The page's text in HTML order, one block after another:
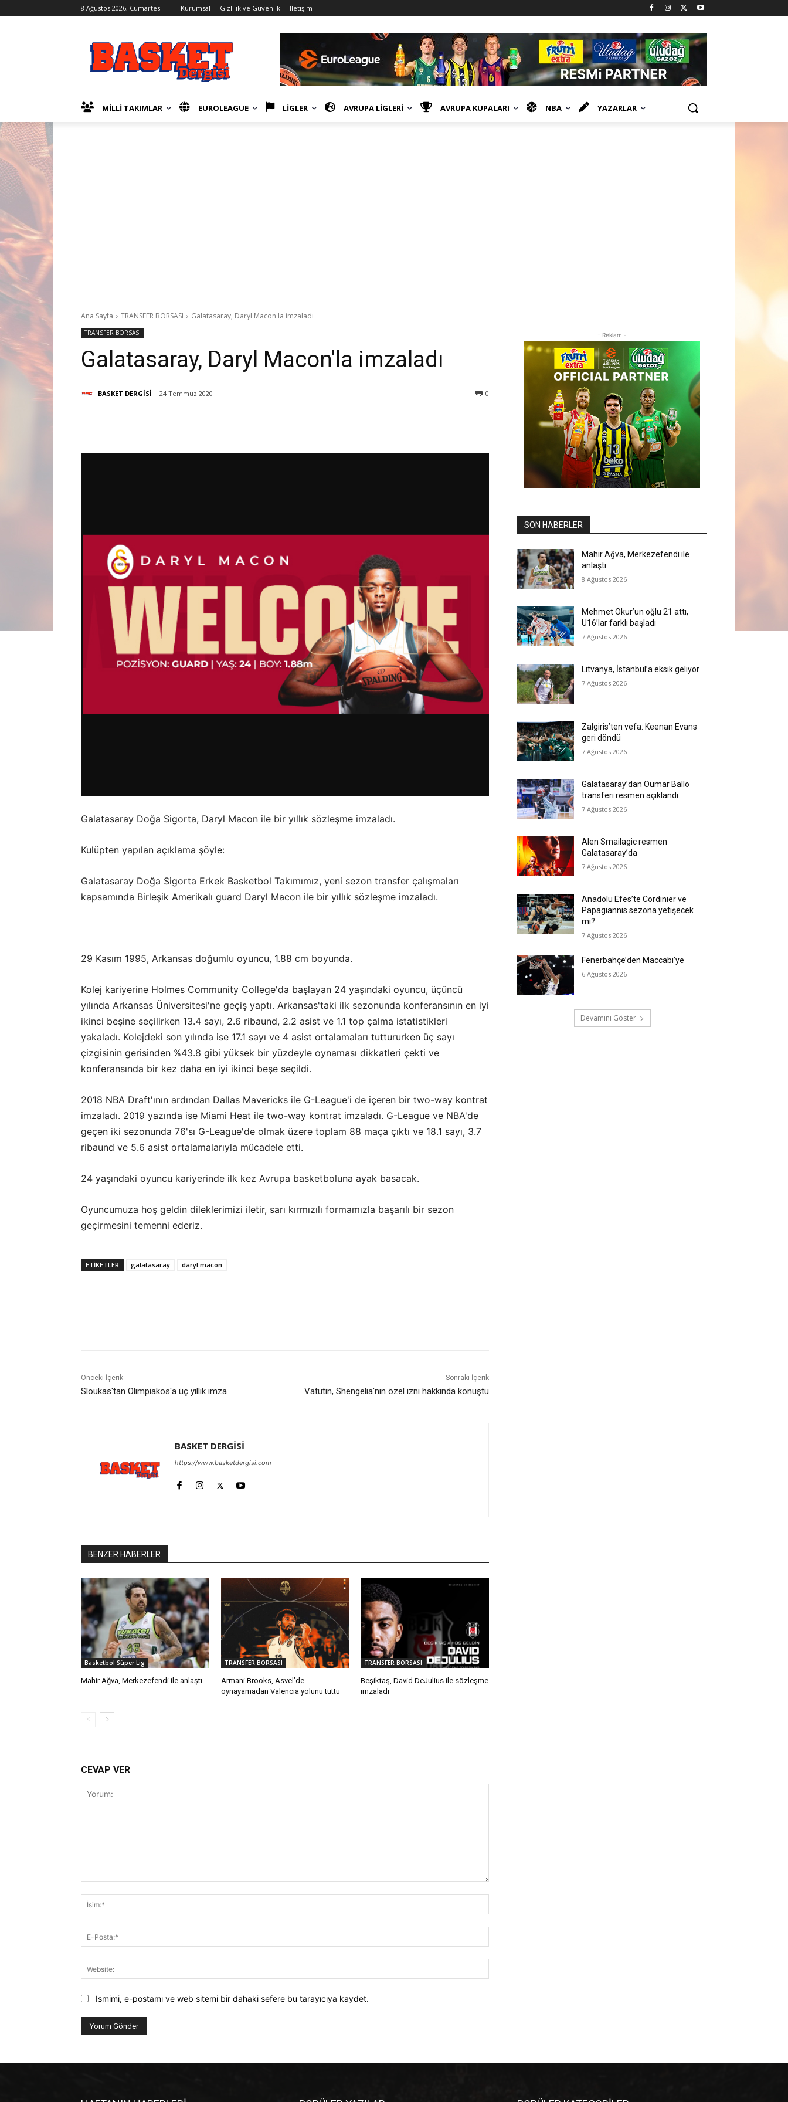
8 Ağustos 2026, Cumartesi Kurumsal Gizlilik ve Güvenlik İletişim
MİLLİ TAKIMLAR EUROLEAGUE LİGLER AVRUPA LİGLERİ AVRUPA KUPALARI NBA YAZARLAR
Ana Sayfa TRANSFER BORSASI Galatasaray, Daryl Macon'la imzaladı
TRANSFER BORSASI
Galatasaray, Daryl Macon'la imzaladı
BASKET DERGİSİ 24 Temmuz 2020 0
Galatasaray Doğa Sigorta, Daryl Macon ile bir yıllık sözleşme imzaladı.
Kulüpten yapılan açıklama şöyle:
Galatasaray Doğa Sigorta Erkek Basketbol Takımımız, yeni sezon transfer çalışmaları
kapsamında Birleşik Amerikalı guard Daryl Macon ile bir yıllık sözleşme imzaladı.
29 Kasım 1995, Arkansas doğumlu oyuncu, 1.88 cm boyunda.
Kolej kariyerine Holmes Community College'da başlayan 24 yaşındaki oyuncu, üçüncü
yılında Arkansas Üniversitesi'ne geçiş yaptı. Arkansas'taki ilk sezonunda konferansının en iyi
ikinci beşine seçilirken 13.4 sayı, 2.6 ribaund, 2.2 asist ve 1.1 top çalma istatistikleri
yakaladı. Kolejdeki son yılında ise 17.1 sayı ve 4 asist ortalamaları tuttururken üç sayı
çizgisinin gerisinden %43.8 gibi yüksek bir yüzdeyle oynaması dikkatleri çekti ve
konferansında bir kez daha en iyi ikinci beşe seçildi.
2018 NBA Draft'ının ardından Dallas Mavericks ile G-League'i de içeren bir two-way kontrat
imzaladı. 2019 yazında ise Miami Heat ile two-way kontrat imzaladı. G-League ve NBA'de
geçen iki sezonunda 76'sı G-League'de olmak üzere toplam 88 maça çıktı ve 18.1 sayı, 3.7
ribaund ve 5.6 asist ortalamalarıyla mücadele etti.
24 yaşındaki oyuncu kariyerinde ilk kez Avrupa basketboluna ayak basacak.
Oyuncumuza hoş geldin dileklerimizi iletir, sarı kırmızılı formamızla başarılı bir sezon
geçirmesini temenni ederiz.
ETIKETLER galatasaray daryl macon
Önceki İçerik
Sloukas'tan Olimpiakos'a üç yıllık imza
Sonraki İçerik
Vatutin, Shengelia'nın özel izni hakkında konuştu
BASKET DERGİSİ
https://www.basketdergisi.com
BENZER HABERLER
Basketbol Süper Lig
Mahir Ağva, Merkezefendi ile anlaştı
TRANSFER BORSASI
Armani Brooks, Asvel’de
oynayamadan Valencia yolunu tuttu
TRANSFER BORSASI
Beşiktaş, David DeJulius ile sözleşme
imzaladı
CEVAP VER
Posta:*
Ismimi, e-postamı ve web sitemi bir dahaki sefere bu tarayıcıya kaydet.
- Reklam -
SON HABERLER
Mahir Ağva, Merkezefendi ile
anlaştı
8 Ağustos 2026
Mehmet Okur’un oğlu 21 attı,
U16’lar farklı başladı
7 Ağustos 2026
Litvanya, İstanbul’a eksik geliyor
7 Ağustos 2026
Zalgiris’ten vefa: Keenan Evans
geri döndü
7 Ağustos 2026
Galatasaray’dan Oumar Ballo
transferi resmen açıklandı
7 Ağustos 2026
Alen Smailagic resmen
Galatasaray’da
7 Ağustos 2026
Anadolu Efes’te Cordinier ve
Papagiannis sezona yetişecek
mi?
7 Ağustos 2026
Fenerbahçe’den Maccabi’ye
6 Ağustos 2026
Devamını Göster